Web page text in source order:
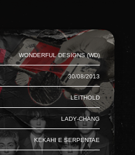
Wonderful Designs (WD)
30/08/2013
Leithold
Lady-Chang
Kekahi e Serpentae